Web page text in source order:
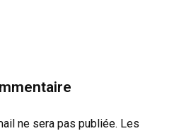
ne sera pas publiée. Les